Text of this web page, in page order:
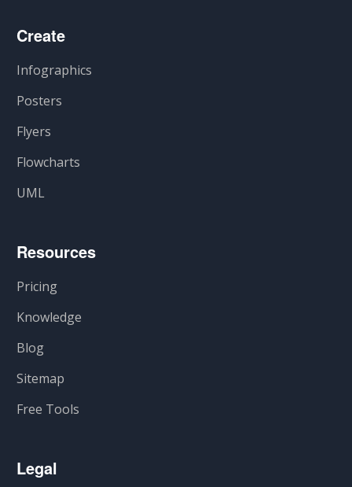
Create
Infographics
Posters
Flyers
Flowcharts
UML
Resources
Pricing
Knowledge
Blog
Sitemap
Free Tools
Legal